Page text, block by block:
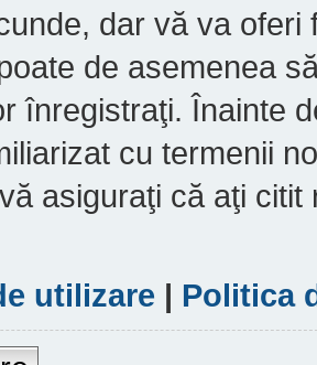
dar vă va oferi
de asemenea
înregistraţi. Înainte
cu termenii
asiguraţi că aţi
utilizare | Politica